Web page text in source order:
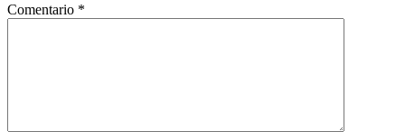
Comentario *